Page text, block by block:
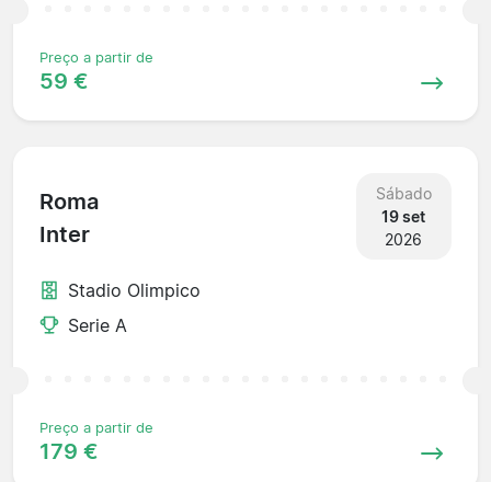
Preço a partir de
59 €
Roma
Inter
Sábado
19 set
2026
Stadio Olimpico
Serie A
Preço a partir de
179 €